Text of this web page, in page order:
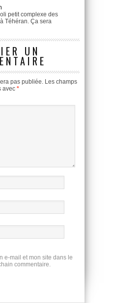
petit complexe des
Téhéran. Ça sera
UN
pas publiée. Les champs
avec *
e-mail et mon site dans le
commentaire.